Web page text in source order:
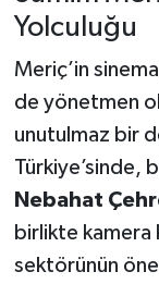
Yolculuğu
Meriç’in
de yönetmen
unutulmaz bir
Türkiye’sinde,
Nebahat
birlikte kamera
sektörünün